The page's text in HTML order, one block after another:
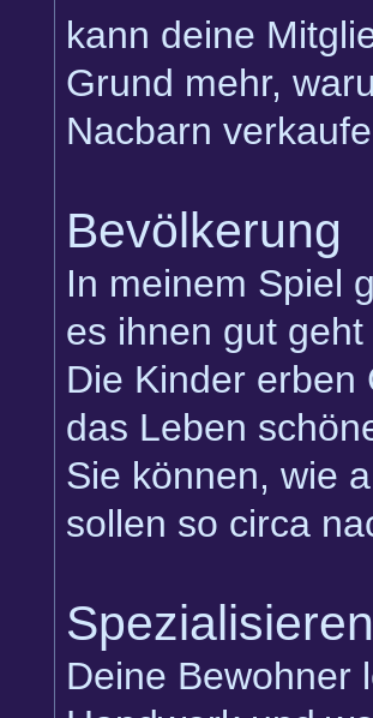
kann deine
Grund mehr,
Nacbarn
Bevölkerung
In meinem Spiel
es ihnen gut
Die Kinder erben
das Leben
Sie können, wie
sollen so circa
Deine Bewohner